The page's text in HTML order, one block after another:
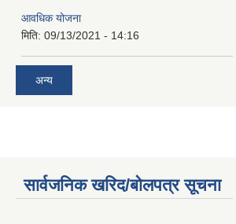
आवधिक योजना
मिति: 09/13/2021 - 14:16
अन्य
सार्वजनिक खरिद/बोलपत्र सूचना